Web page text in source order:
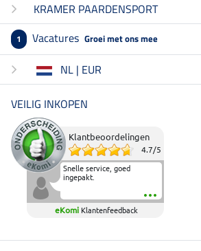
KRAMER PAARDENSPORT
1 Vacatures Groei met ons mee
NL | EUR
VEILIG INKOPEN
Klantbeoordelingen
4.7/5
Snelle service, goed
ingepakt.
eKomi Klantenfeedback